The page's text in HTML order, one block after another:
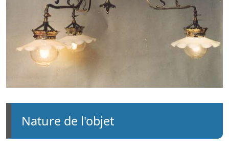
nature de l'objet